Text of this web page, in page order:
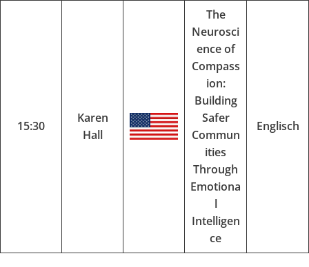
15:30
Karen
Hall
The
Neurosci
ence of
Compass
ion:
Building
Safer
Commun
ities
Through
Emotiona
l
Intelligen
ce
Englisch